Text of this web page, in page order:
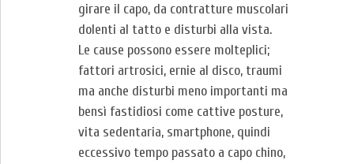
girare il capo, da contratture muscolari
dolenti al tatto e disturbi alla vista.
Le cause possono essere molteplici;
fattori artrosici, ernie al disco, traumi
ma anche disturbi meno importanti ma
bensì fastidiosi come cattive posture,
vita sedentaria, smartphone, quindi
eccessivo tempo passato a capo chino,